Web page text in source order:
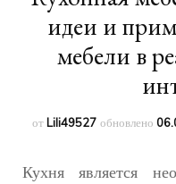
идеи и
мебели в
от Lili49527 обновлено
Кухня является